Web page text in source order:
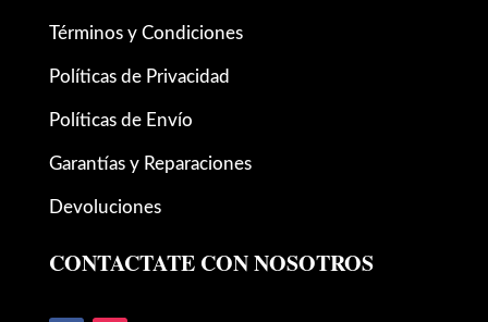
Términos y Condiciones
Políticas de Privacidad
Políticas de Envío
Garantías y Reparaciones
Devoluciones
CONTACTATE CON NOSOTROS